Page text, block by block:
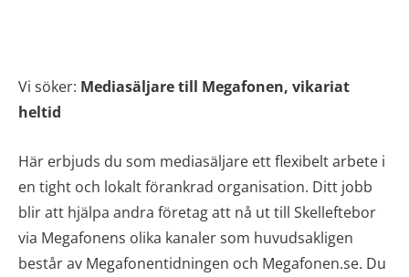
Vi söker: Mediasäljare till Megafonen, vikariat
heltid
Här erbjuds du som mediasäljare ett flexibelt arbete i
en tight och lokalt förankrad organisation. Ditt jobb
blir att hjälpa andra företag att nå ut till Skelleftebor
via Megafonens olika kanaler som huvudsakligen
består av Megafonentidningen och Megafonen.se. Du